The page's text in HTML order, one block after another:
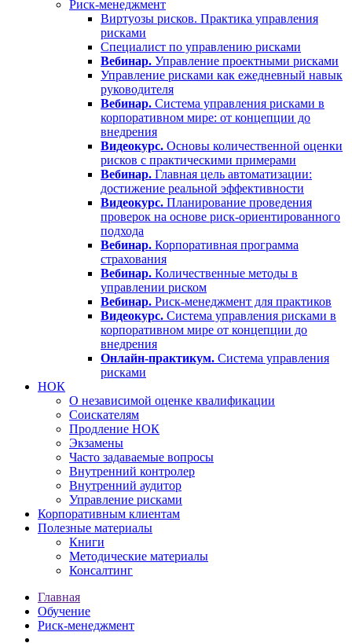
Риск-менеджмент
Виртуозы рисков. Практика управления
рисками
Специалист по управлению рисками
Вебинар. Управление проектными рисками
Управление рисками как ежедневный навык
руководителя
Вебинар. Система управления рисками в
корпоративном мире: от концепции до
внедрения
Видеокурс. Основы количественной оценки
рисков с практическими примерами
Вебинар. Главная цель автоматизации:
достижение реальной эффективности
Видеокурс. Планирование проведения
проверок на основе риск-ориентированного
подхода
Вебинар. Корпоративная программа
страхования
Вебинар. Количественные методы в
управлении риском
Вебинар. Риск-менеджмент для практиков
Видеокурс. Система управления рисками в
корпоративном мире от концепции до
внедрения
Онлайн-практикум. Система управления
рисками
НОК
О независимой оценке квалификации
Соискателям
Продление НОК
Экзамены
Часто задаваемые вопросы
Внутренний контролер
Внутренний аудитор
Управление рисками
Корпоративным клиентам
Полезные материалы
Книги
Методические материалы
Консалтинг
Главная
Обучение
Риск-менеджмент